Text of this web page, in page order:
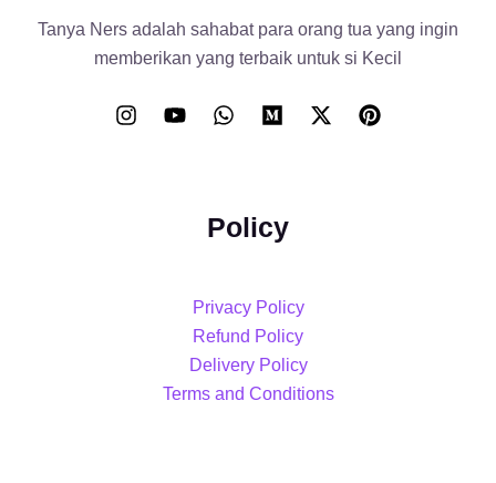
Tanya Ners adalah sahabat para orang tua yang ingin
memberikan yang terbaik untuk si Kecil
Policy
Privacy Policy
Refund Policy
Delivery Policy
Terms and Conditions